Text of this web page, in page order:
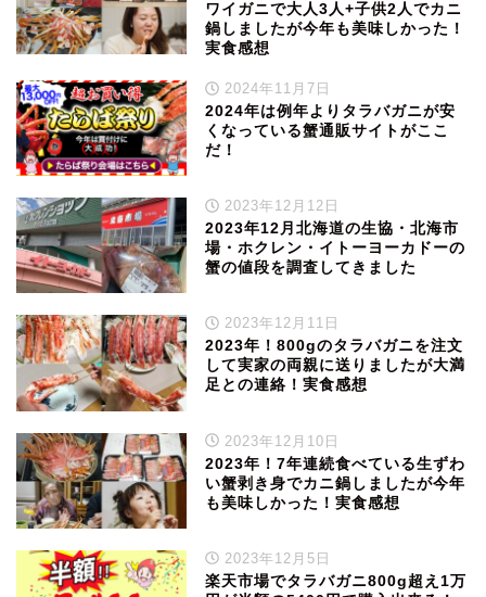
ワイガニで大人3人+子供2人でカニ
鍋しましたが今年も美味しかった！
実食感想
2024年11月7日
2024年は例年よりタラバガニが安
くなっている蟹通販サイトがここ
だ！
2023年12月12日
2023年12月北海道の生協・北海市
場・ホクレン・イトーヨーカドーの
蟹の値段を調査してきました
2023年12月11日
2023年！800gのタラバガニを注文
して実家の両親に送りましたが大満
足との連絡！実食感想
2023年12月10日
2023年！7年連続食べている生ずわ
い蟹剥き身でカニ鍋しましたが今年
も美味しかった！実食感想
2023年12月5日
楽天市場でタラバガニ800g超え1万